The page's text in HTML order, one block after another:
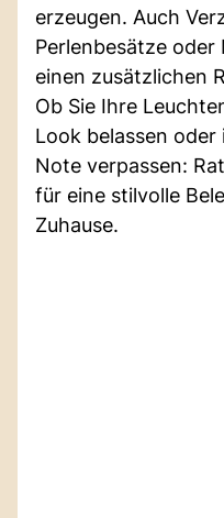
erzeugen. Auch
Perlenbesätze
einen zusätzlichen
Ob Sie Ihre
Look belassen
Note verpassen:
für eine stilvolle
Zuhause.